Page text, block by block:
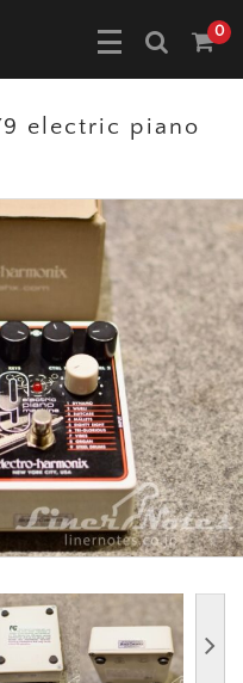
0
electric piano